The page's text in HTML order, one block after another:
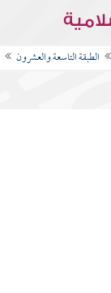
الطبقة التاسعة والعشرون